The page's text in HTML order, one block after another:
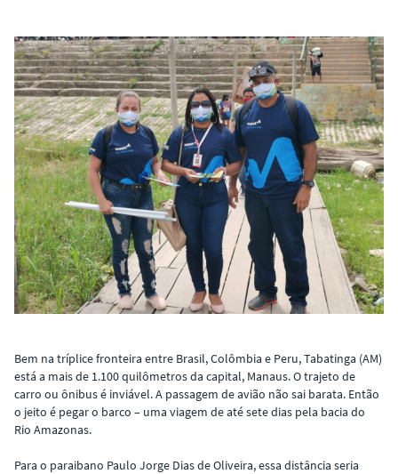
Bem na tríplice fronteira entre Brasil, Colômbia e Peru, Tabatinga (AM)
está a mais de 1.100 quilômetros da capital, Manaus. O trajeto de
carro ou ônibus é inviável. A passagem de avião não sai barata. Então
o jeito é pegar o barco – uma viagem de até sete dias pela bacia do
Rio Amazonas.
Para o paraibano Paulo Jorge Dias de Oliveira, essa distância seria